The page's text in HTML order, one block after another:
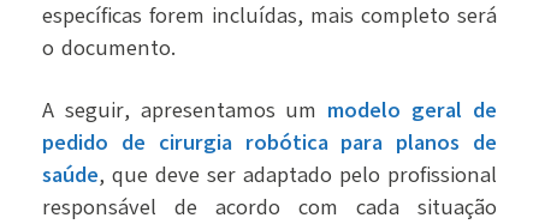
específicas forem incluídas, mais completo será
o documento.
A seguir, apresentamos um modelo geral de
pedido de cirurgia robótica para planos de
saúde, que deve ser adaptado pelo profissional
responsável de acordo com cada situação